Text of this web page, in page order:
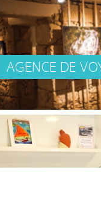
AGENCE DE